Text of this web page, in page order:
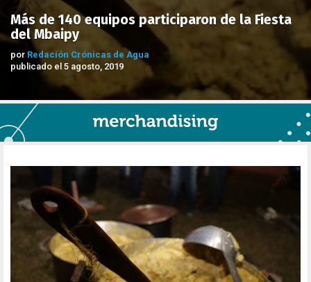
Más de 140 equipos participaron de la Fiesta
del Mbaipy
por Redación Crónicas de Agua
publicado el 5 agosto, 2019